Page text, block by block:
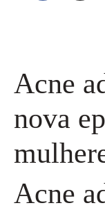
Acne
nova
Acne